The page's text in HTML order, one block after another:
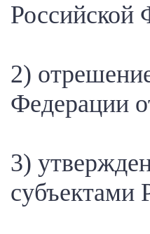
Российской
2)
Федерации
3)
субъектами